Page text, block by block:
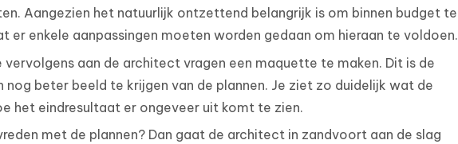
Aangezien het natuurlijk ontzettend belangrijk is om binnen budget te
er enkele aanpassingen moeten worden gedaan om hieraan te voldoen.
vervolgens aan de architect vragen een maquette te maken. Dit is de
nog beter beeld te krijgen van de plannen. Je ziet zo duidelijk wat de
het eindresultaat er ongeveer uit komt te zien.
met de plannen? Dan gaat de architect in zandvoort aan de slag